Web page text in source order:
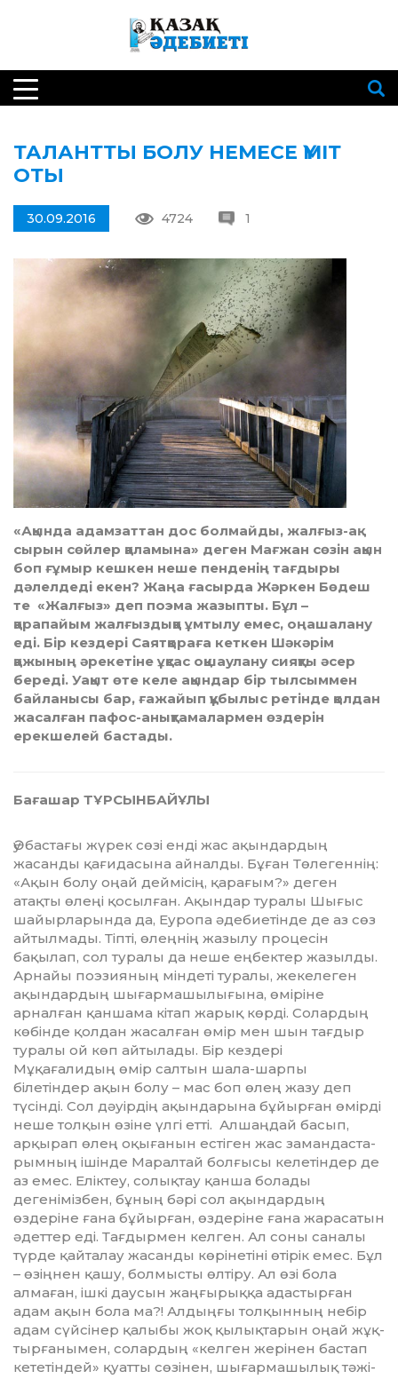
ТАЛАНТТЫ БОЛУ НЕМЕСЕ ҮМІТ
ОТЫ
30.09.2016 4724 1
«Ақында адамзаттан дос болмайды, жалғыз-ақ
сырын сөйлер қаламына» деген Мағжан сөзін ақын
боп ғұмыр кешкен неше пенденің тағдыры
дәлелдеді екен? Жаңа ғасырда Жәркен Бөдеш
те «Жалғыз» деп поэма жазыпты. Бұл –
қарапайым жалғыздыққа ұмтылу емес, оңашалану
еді. Бір кездері Саятқораға кеткен Шәкәрім
қажының әрекетіне ұқсас оқшаулану сияқты әсер
береді. Уақыт өте келе ақындар бір тылсыммен
байланысы бар, ғажайып құбылыс ретінде қолдан
жасалған пафос-анықтамалармен өздерін
ерекшелей бастады.
Бағашар ТҰРСЫНБАЙҰЛЫ
Ә
у бастағы жүрек сөзі енді жас ақындардың
жасанды қағи­да­сына айналды. Бұған Төле­ген­нің:
«Ақын болу оңай дей­мі­сің, қарағым?» деген
атақты өлеңі қосылған. Ақындар туралы Шығыс
шайырларында да, Еу­ропа әдебиетінде де аз сөз
ай­­­­тылмады. Тіпті, өлеңнің жазылу процесін
бақылап, сол тура­лы да неше еңбектер жазыл­ды.
Арнайы поэзияның міндеті туралы, жекелеген
ақындардың шығармашылығына, өміріне
арналған қаншама кітап жарық көрді. Солардың
көбінде қолдан жасалған өмір мен шын тағдыр
тура­лы ой көп айтылады. Бір кез­дері
Мұқағалидың өмір салтын шала-шарпы
білетіндер ақын болу – мас боп өлең жазу деп
түсінді. Сол дәуірдің ақын­да­рына бұйырған өмірді
неше толқын өзіне үлгі етті. Алшаң­дай басып,
арқырап өлең оқыға­нын естіген жас замандаста­
рым­ның ішінде Маралтай бол­ғы­сы келе­тіндер де
аз емес. Еліктеу, со­лық­тау қанша болады
дегеніміз­бен, бұның бәрі сол ақындардың
өздеріне ғана бұ­йыр­ған, өздеріне ғана жарасатын
әдеттер еді. Тағ­дырмен кел­ген. Ал соны саналы
түр­де қайталау жасанды көрі­не­тіні өтірік емес. Бұл
– өзіңнен қа­шу, болмысты өлтіру. Ал өзі бо­ла
алмаған, ішкі даусын жаң­ғы­рыққа адастырған
адам ақын бола ма?! Алдыңғы толқынның небір
адам сүйсінер қалыбы жоқ қылықтарын оңай жұқ­
тыр­ға­ны­мен, солардың «келген жері­нен бастап
кететіндей» қуатты сө­зінен, шығармашы­лық тәжі­